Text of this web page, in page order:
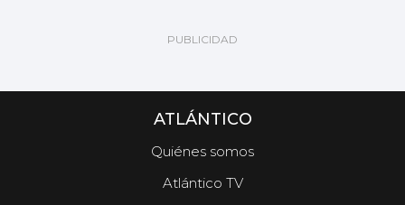
ATLÁNTICO
Quiénes somos
Atlántico TV